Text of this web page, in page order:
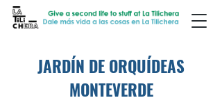
JARDÍN DE ORQUÍDEAS
MONTEVERDE